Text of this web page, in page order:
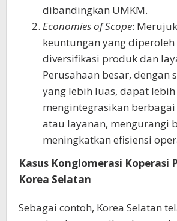
dibandingkan UMKM.
Economies of Scope:
keuntungan yang
diversifikasi produk dan
Perusahaan besar, dengan
yang lebih luas, dapat
mengintegrasikan
atau layanan, mengurangi
meningkatkan efisiensi
Kasus Konglomerasi Koperasi
Korea Selatan
Sebagai contoh, Korea Selatan